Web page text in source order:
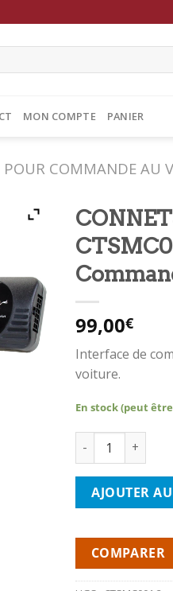
MON COMPTE PANIER
POUR COMMANDE AU
99,00€
Interface de
voiture.
En stock (peut
quantité de
AJOUTER
COMPARER